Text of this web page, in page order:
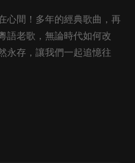
心間！多年的經典歌曲，再
語老歌，無論時代如何改
永存，讓我們一起追憶往